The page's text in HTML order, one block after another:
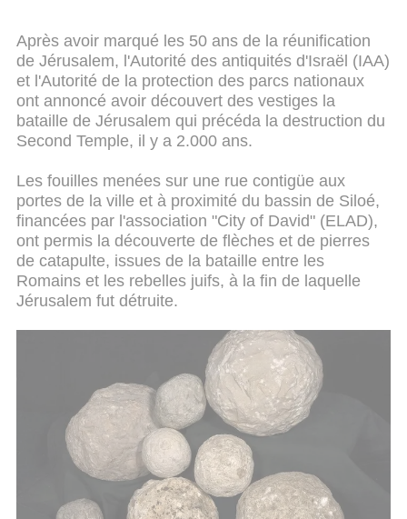
Après avoir marqué les 50 ans de la réunification
de Jérusalem, l'Autorité des antiquités d'Israël (IAA)
et l'Autorité de la protection des parcs nationaux
ont annoncé avoir découvert des vestiges la
bataille de Jérusalem qui précéda la destruction du
Second Temple, il y a 2.000 ans.
Les fouilles menées sur une rue contigüe aux
portes de la ville et à proximité du bassin de Siloé,
financées par l'association "City of David" (ELAD),
ont permis la découverte de flèches et de pierres
de catapulte, issues de la bataille entre les
Romains et les rebelles juifs, à la fin de laquelle
Jérusalem fut détruite.